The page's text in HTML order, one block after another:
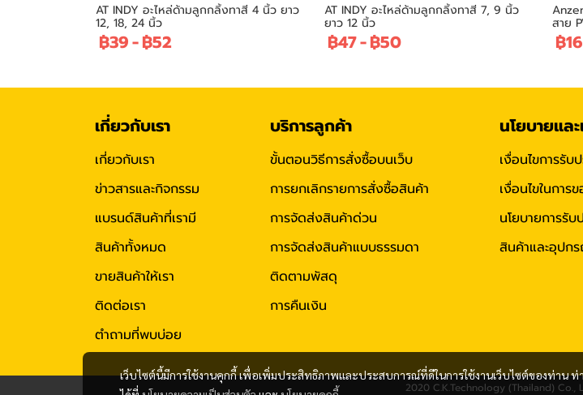
AT INDY อะไหล่ด้ามลูกกลิ้งทาสี 4 นิ้ว ยาว
12, 18, 24 นิ้ว
฿39-฿52
AT INDY อะไหล่ด้ามลูกกลิ้งทาสี 7, 9 นิ้ว
ยาว 12 นิ้ว
฿47-฿50
สาย
฿16
เว็บไซต์นี้มีการใช้งานคุกกี้ เพื่อเพิ่มประสิทธิภาพและประสบการณ์ที่ดีในการใช้งานเว็บไซต์ของท่าน ท่
เกี่ยวกับเรา
เกี่ยวกับเรา
ข่าวสารและกิจกรรม
แบรนด์สินค้าที่เรามี
สินค้าทั้งหมด
ขายสินค้าให้เรา
ติดต่อเรา
ตำถามที่พบบ่อย
บริการลูกค้า
ขั้นตอนวิธีการสั่งซื้อบนเว็บ
การยกเลิกรายการสั่งซื้อสินค้า
การจัดส่งสินค้าด่วน
การจัดส่งสินค้าแบบธรรมดา
ติดตามพัสดุ
การคืนเงิน
นโยบายแล
เงื่อนไขการรับ
เงื่อนไขในการ
นโยบายการรับ
สินค้าและอุปก
2020 C.K.Technology (Thailand)